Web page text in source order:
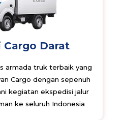
Cargo Darat
armada truk terbaik yang
Cargo dengan sepenuh
kegiatan ekspedisi jalur
ke seluruh Indonesia